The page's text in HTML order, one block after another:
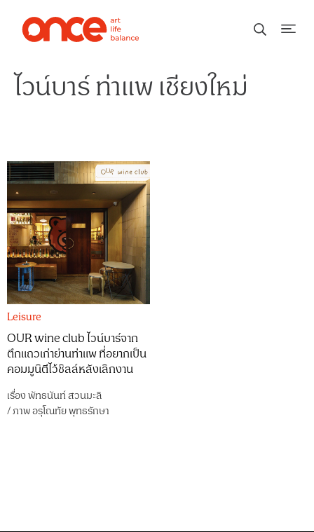
ไวน์บาร์ ท่าแพ เชียงใหม่
Leisure
OUR wine club ไวน์บาร์จาก
ตึกแถวเก่าย่านท่าแพ ที่อยากเป็น
คอมมูนิตีไว้ชิลล์หลังเลิกงาน
เรื่องพัทธนันท์ สวนมะลิ
/ภาพอรุโณทัย พุทธรักษา